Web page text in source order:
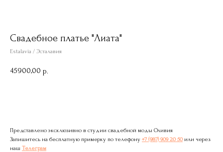
Свадебное платье "Лиата"
Estalavia / Эсталавия
45900,00 р.
Представлено эксклюзивно в студии свадебной моды Оливия
Запишитесь на бесплатную примерку по телефону +7 (987) 909 20 50или через
наш Телеграм